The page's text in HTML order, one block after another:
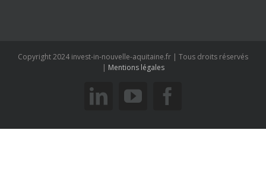
Copyright 2024 invest-in-nouvelle-aquitaine.fr | Tous droits réservés
| Mentions légales
linkedinyoutube